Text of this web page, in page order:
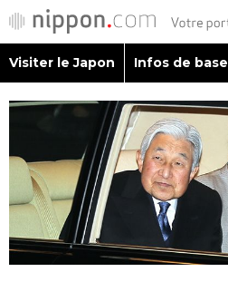
Visiter le Japon
Infos de base
Visiter le Japon Infos de base